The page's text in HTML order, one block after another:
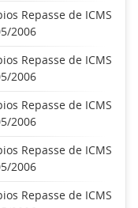
Repasse de ICMS
2006
Repasse de ICMS
2006
Repasse de ICMS
2006
Repasse de ICMS
2006
Repasse de ICMS